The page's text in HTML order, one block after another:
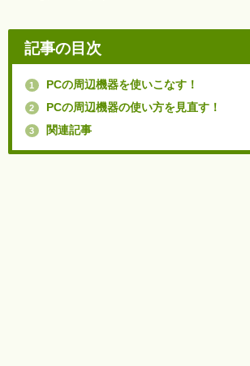
記事の目次
1 PCの周辺機器を使いこなす！
2 PCの周辺機器の使い方を見直す！
3 関連記事